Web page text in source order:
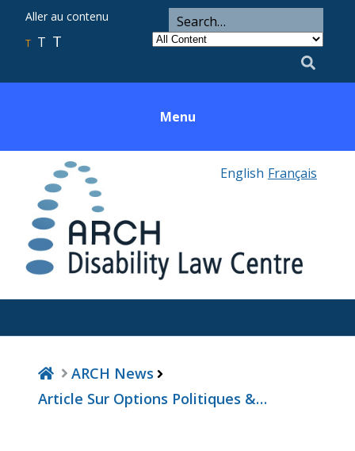
Aller au contenu
T T T
ARCH
Search
Utility
Search
for
Category
Menu
English Français
ARCH News
Article Sur Options Politiques &…